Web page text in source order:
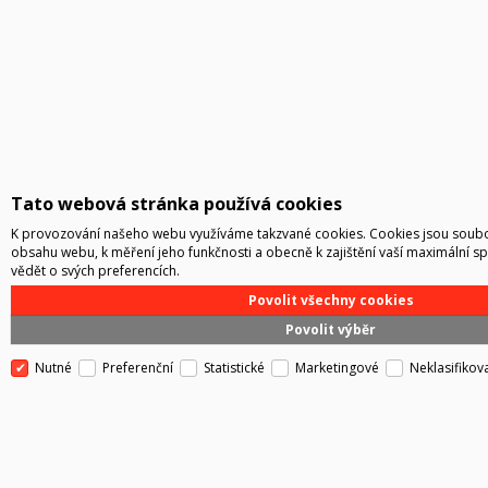
Tato webová stránka používá cookies
K provozování našeho webu využíváme takzvané cookies. Cookies jsou
obsahu webu, k měření jeho funkčnosti a obecně k zajištění vaší maximální
vědět o svých preferencích.
Povolit výběr
Povolit všechny cookies
Nutné Preferenční Statistické Marketingové